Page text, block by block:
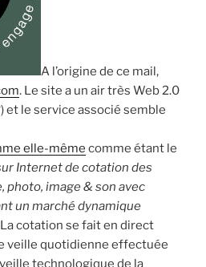
A l’origine de ce mail,
. Le site a un air très Web 2.0
et le service associé semble
elle-même comme étant le
Internet de cotation des
image & son avec
un marché dynamique
cotation se fait en direct
veille quotidienne effectuée
technologique de la